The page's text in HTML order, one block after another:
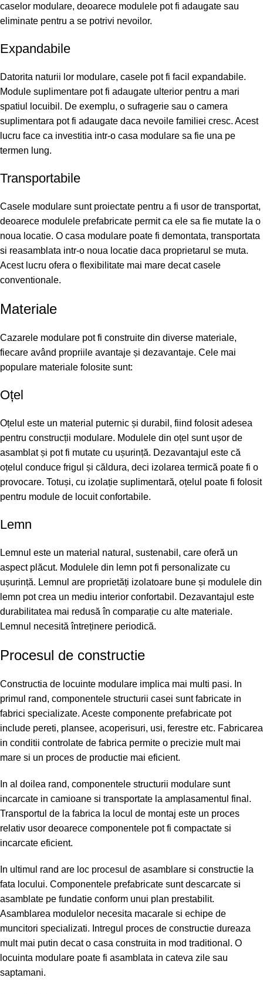
caselor modulare, deoarece modulele pot fi adaugate sau
eliminate pentru a se potrivi nevoilor.
Expandabile
Datorita naturii lor modulare, casele pot fi facil expandabile.
Module suplimentare pot fi adaugate ulterior pentru a mari
spatiul locuibil. De exemplu, o sufragerie sau o camera
suplimentara pot fi adaugate daca nevoile familiei cresc. Acest
lucru face ca investitia intr-o casa modulare sa fie una pe
termen lung.
Transportabile
Casele modulare sunt proiectate pentru a fi usor de transportat,
deoarece modulele prefabricate permit ca ele sa fie mutate la o
noua locatie. O casa modulare poate fi demontata, transportata
si reasamblata intr-o noua locatie daca proprietarul se muta.
Acest lucru ofera o flexibilitate mai mare decat casele
conventionale.
Materiale
Cazarele modulare pot fi construite din diverse materiale,
fiecare având propriile avantaje și dezavantaje. Cele mai
populare materiale folosite sunt:
Oțel
Oțelul este un material puternic și durabil, fiind folosit adesea
pentru construcții modulare. Modulele din oțel sunt ușor de
asamblat și pot fi mutate cu ușurință. Dezavantajul este că
oțelul conduce frigul și căldura, deci izolarea termică poate fi o
provocare. Totuși, cu izolație suplimentară, oțelul poate fi folosit
pentru module de locuit confortabile.
Lemn
Lemnul este un material natural, sustenabil, care oferă un
aspect plăcut. Modulele din lemn pot fi personalizate cu
ușurință. Lemnul are proprietăți izolatoare bune și modulele din
lemn pot crea un mediu interior confortabil. Dezavantajul este
durabilitatea mai redusă în comparație cu alte materiale.
Lemnul necesită întreținere periodică.
Procesul de constructie
Constructia de locuinte modulare implica mai multi pasi. In
primul rand, componentele structurii casei sunt fabricate in
fabrici specializate. Aceste componente prefabricate pot
include pereti, plansee, acoperisuri, usi, ferestre etc. Fabricarea
in conditii controlate de fabrica permite o precizie mult mai
mare si un proces de productie mai eficient.
In al doilea rand, componentele structurii modulare sunt
incarcate in camioane si transportate la amplasamentul final.
Transportul de la fabrica la locul de montaj este un proces
relativ usor deoarece componentele pot fi compactate si
incarcate eficient.
In ultimul rand are loc procesul de asamblare si constructie la
fata locului. Componentele prefabricate sunt descarcate si
asamblate pe fundatie conform unui plan prestabilit.
Asamblarea modulelor necesita macarale si echipe de
muncitori specializati. Intregul proces de constructie dureaza
mult mai putin decat o casa construita in mod traditional. O
locuinta modulare poate fi asamblata in cateva zile sau
saptamani.